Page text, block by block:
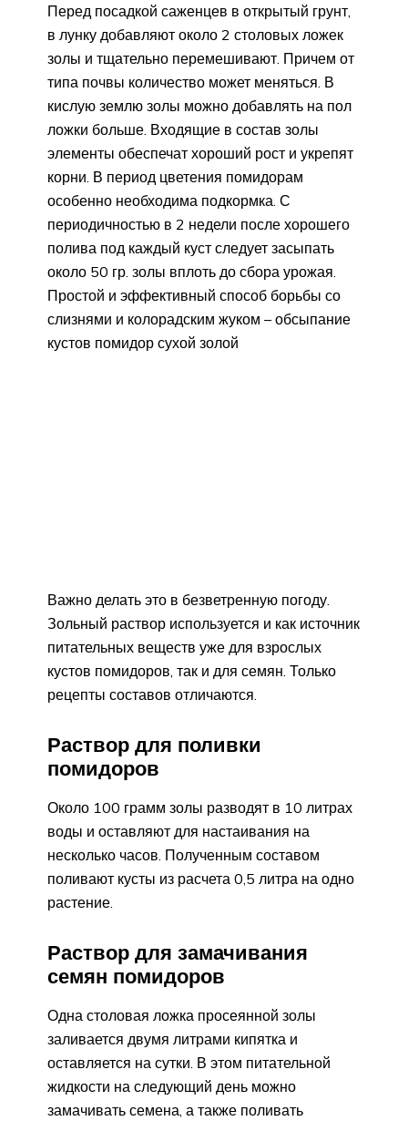
Перед посадкой саженцев в открытый грунт,
в лунку добавляют около 2 столовых ложек
золы и тщательно перемешивают. Причем от
типа почвы количество может меняться. В
кислую землю золы можно добавлять на пол
ложки больше. Входящие в состав золы
элементы обеспечат хороший рост и укрепят
корни. В период цветения помидорам
особенно необходима подкормка. С
периодичностью в 2 недели после хорошего
полива под каждый куст следует засыпать
около 50 гр. золы вплоть до сбора урожая.
Простой и эффективный способ борьбы со
слизнями и колорадским жуком – обсыпание
кустов помидор сухой золой
Важно делать это в безветренную погоду.
Зольный раствор используется и как источник
питательных веществ уже для взрослых
кустов помидоров, так и для семян. Только
рецепты составов отличаются.
Раствор для поливки
помидоров
Около 100 грамм золы разводят в 10 литрах
воды и оставляют для настаивания на
несколько часов. Полученным составом
поливают кусты из расчета 0,5 литра на одно
растение.
Раствор для замачивания
семян помидоров
Одна столовая ложка просеянной золы
заливается двумя литрами кипятка и
оставляется на сутки. В этом питательной
жидкости на следующий день можно
замачивать семена, а также поливать